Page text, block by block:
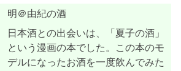
明＠由紀の酒
日本酒との出会いは、「夏子の酒」
という漫画の本でした。この本のモ
デルになったお酒を一度飲んでみた